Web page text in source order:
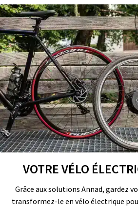
VOTRE VÉLO
Grâce aux solutions Annad, gardez
transformez-le en vélo électrique